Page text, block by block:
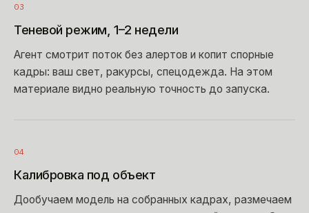
03
Теневой режим, 1–2 недели
Агент смотрит поток без алертов и копит спорные
кадры: ваш свет, ракурсы, спецодежда. На этом
материале видно реальную точность до запуска.
04
Калибровка под объект
Дообучаем модель на собранных кадрах, размечаем